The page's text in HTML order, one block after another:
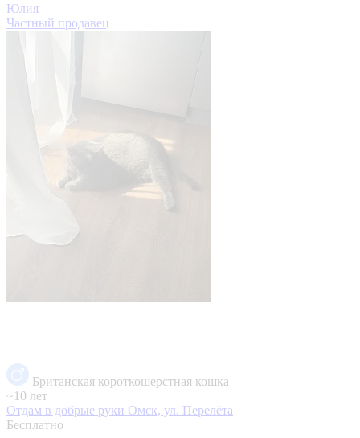
Юлия
Частный продавец
Британская короткошерстная кошка
~10 лет
Отдам в добрые руки Омск, ул. Перелёта
Бесплатно